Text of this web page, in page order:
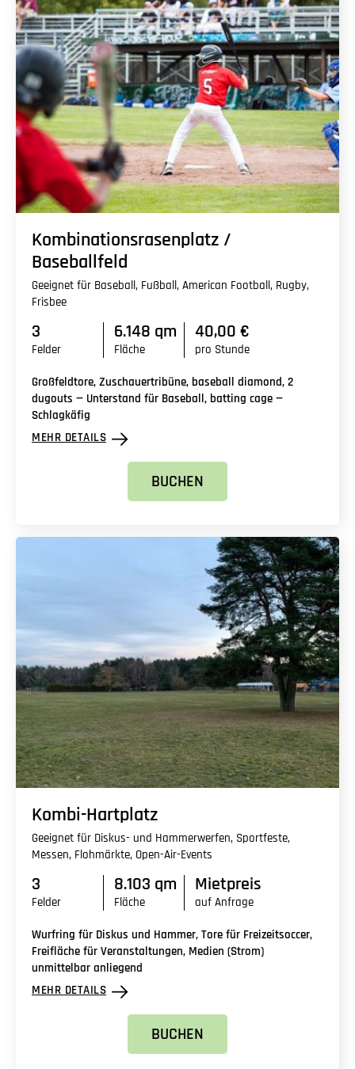
Kombinationsrasenplatz /
Baseballfeld
Geeignet für Baseball, Fußball, American Football, Rugby,
Frisbee
3
Felder
6.148 qm
Fläche
40,00 €
pro Stunde
Großfeldtore, Zuschauertribüne, baseball diamond, 2
dugouts — Unterstand für Baseball, batting cage —
Schlagkäfig
MEHR DETAILS
BUCHEN
Kombi-Hartplatz
Geeignet für Diskus- und Hammerwerfen, Sportfeste,
Messen, Flohmärkte, Open-Air-Events
3
Felder
8.103 qm
Fläche
Mietpreis
auf Anfrage
Wurfring für Diskus und Hammer, Tore für Freizeitsoccer,
Freifläche für Veranstaltungen, Medien (Strom)
unmittelbar anliegend
MEHR DETAILS
BUCHEN